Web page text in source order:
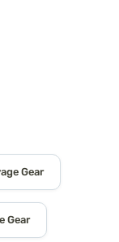
Gear
Gear